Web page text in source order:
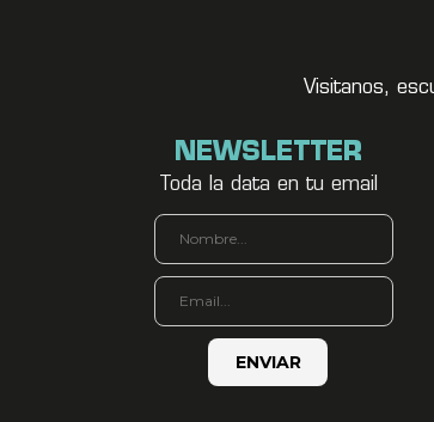
Visitanos,
NEWSLETTER
Toda la data en tu email